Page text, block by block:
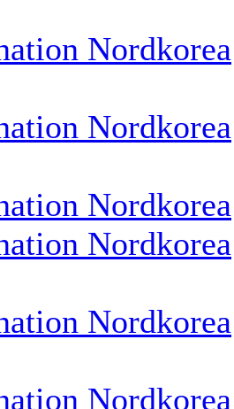
Nordkorea
Nordkorea
Nordkorea
Nordkorea
Nordkorea
Nordkorea